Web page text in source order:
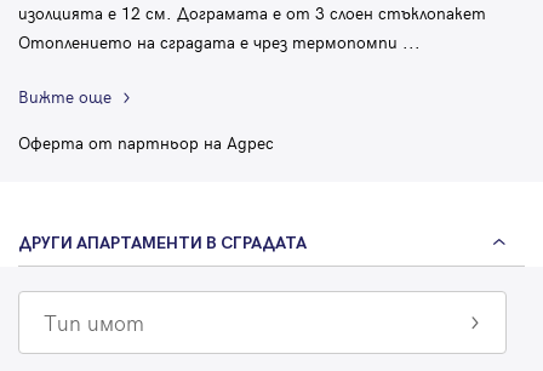
изолцията е 12 см. Дограмата е от 3 слоен стъклопакет
Отоплението на сградата е чрез термопомпи ...
Вижте още
Оферта от партньор на Адрес
ДРУГИ АПАРТАМЕНТИ В СГРАДАТА
Тип имот